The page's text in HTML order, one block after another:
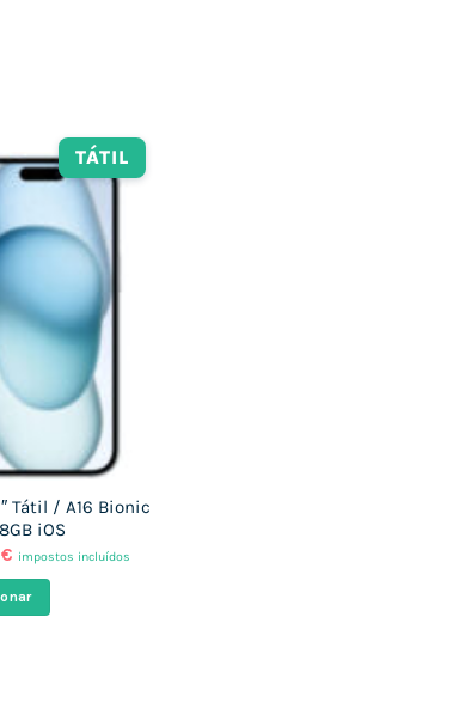
TÁTIL
Tátil / A16 Bionic
iOS
€ O
preço
atual
é:
impostos incluídos